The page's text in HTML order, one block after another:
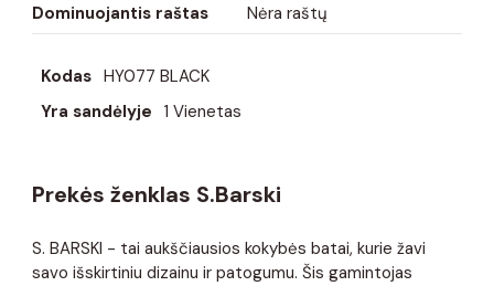
Dominuojantis raštas
Nėra raštų
Kodas HY077 BLACK
Yra sandėlyje 1 Vienetas
Prekės ženklas S.Barski
S. BARSKI - tai aukščiausios kokybės batai, kurie žavi
savo išskirtiniu dizainu ir patogumu. Šis gamintojas